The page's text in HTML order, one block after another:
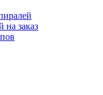
на заказ